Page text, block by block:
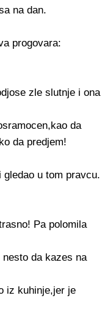
na dan.
progovara:
zle slutnje i ona
da
da predjem!
u tom pravcu.
Pa polomila
da kazes na
iz kuhinje,jer je